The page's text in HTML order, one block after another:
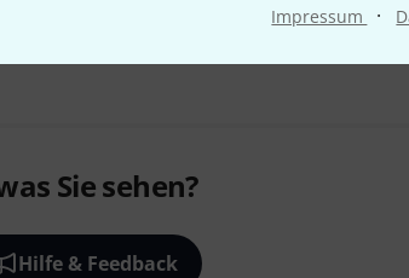
Impressum ·
Sie sehen?
Hilfe & Feedback